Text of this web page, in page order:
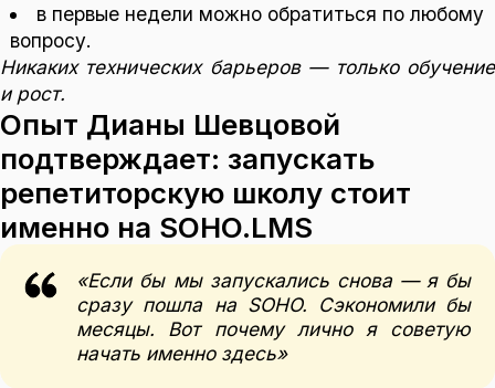
в первые недели можно обратиться по любому
вопросу.
Никаких технических барьеров — только обучение
и рост.
Опыт Дианы Шевцовой
подтверждает: запускать
репетиторскую школу стоит
именно на SOHO.LMS
«Если бы мы запускались снова — я бы
сразу пошла на SOHO. Сэкономили бы
месяцы. Вот почему лично я советую
начать именно здесь»